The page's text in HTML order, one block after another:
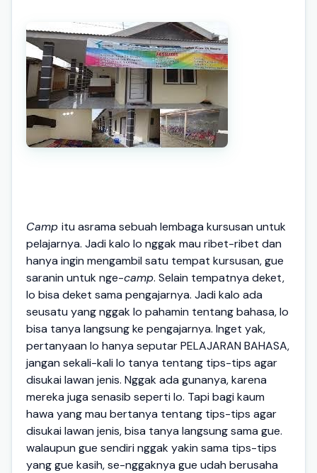
Camp itu asrama sebuah lembaga kursusan untuk
pelajarnya. Jadi kalo lo nggak mau ribet-ribet dan
hanya ingin mengambil satu tempat kursusan, gue
saranin untuk nge-camp. Selain tempatnya deket,
lo bisa deket sama pengajarnya. Jadi kalo ada
seusatu yang nggak lo pahamin tentang bahasa, lo
bisa tanya langsung ke pengajarnya. Inget yak,
pertanyaan lo hanya seputar PELAJARAN BAHASA,
jangan sekali-kali lo tanya tentang tips-tips agar
disukai lawan jenis. Nggak ada gunanya, karena
mereka juga senasib seperti lo. Tapi bagi kaum
hawa yang mau bertanya tentang tips-tips agar
disukai lawan jenis, bisa tanya langsung sama gue.
walaupun gue sendiri nggak yakin sama tips-tips
yang gue kasih, se-nggaknya gue udah berusaha